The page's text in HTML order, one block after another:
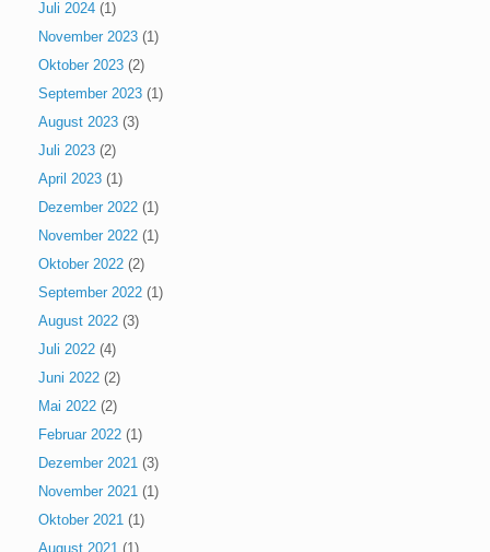
Juli 2024 (1)
November 2023 (1)
Oktober 2023 (2)
September 2023 (1)
August 2023 (3)
Juli 2023 (2)
April 2023 (1)
Dezember 2022 (1)
November 2022 (1)
Oktober 2022 (2)
September 2022 (1)
August 2022 (3)
Juli 2022 (4)
Juni 2022 (2)
Mai 2022 (2)
Februar 2022 (1)
Dezember 2021 (3)
November 2021 (1)
Oktober 2021 (1)
August 2021 (1)